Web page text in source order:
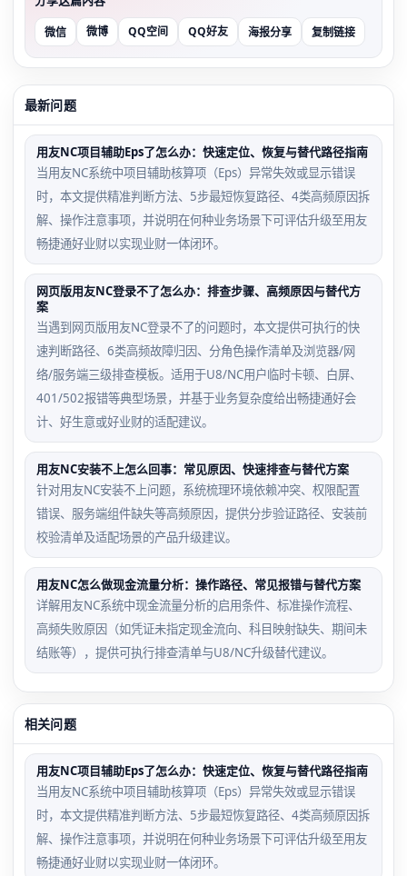
微信 微博 QQ空间 QQ好友 海报分享 复制链接
最新问题
用友NC项目辅助Eps了怎么办：快速定位、恢复与替代路径指南
当用友NC系统中项目辅助核算项（Eps）异常失效或显示错误
时，本文提供精准判断方法、5步最短恢复路径、4类高频原因拆
解、操作注意事项，并说明在何种业务场景下可评估升级至用友
畅捷通好业财以实现业财一体闭环。
网页版用友NC登录不了怎么办：排查步骤、高频原因与替代方
案
当遇到网页版用友NC登录不了的问题时，本文提供可执行的快
速判断路径、6类高频故障归因、分角色操作清单及浏览器/网
络/服务端三级排查模板。适用于U8/NC用户临时卡顿、白屏、
401/502报错等典型场景，并基于业务复杂度给出畅捷通好会
计、好生意或好业财的适配建议。
用友NC安装不上怎么回事：常见原因、快速排查与替代方案
针对用友NC安装不上问题，系统梳理环境依赖冲突、权限配置
错误、服务端组件缺失等高频原因，提供分步验证路径、安装前
校验清单及适配场景的产品升级建议。
用友NC怎么做现金流量分析：操作路径、常见报错与替代方案
详解用友NC系统中现金流量分析的启用条件、标准操作流程、
高频失败原因（如凭证未指定现金流向、科目映射缺失、期间未
结账等），提供可执行排查清单与U8/NC升级替代建议。
相关问题
用友NC项目辅助Eps了怎么办：快速定位、恢复与替代路径指南
当用友NC系统中项目辅助核算项（Eps）异常失效或显示错误
时，本文提供精准判断方法、5步最短恢复路径、4类高频原因拆
解、操作注意事项，并说明在何种业务场景下可评估升级至用友
畅捷通好业财以实现业财一体闭环。